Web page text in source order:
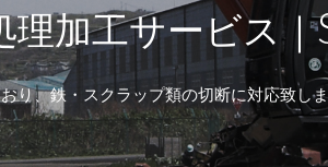
加工サービス｜
り、鉄・スクラップ類の切断に対応致し